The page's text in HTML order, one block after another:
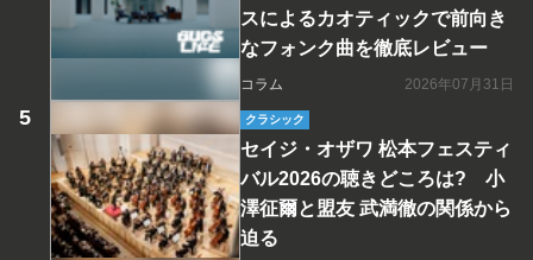
スによるカオティックで前向き
なフォンク曲を徹底レビュー
コラム 2026年07月31日
クラシック
セイジ・オザワ 松本フェスティ
バル2026の聴きどころは? 小
澤征爾と盟友 武満徹の関係から
迫る